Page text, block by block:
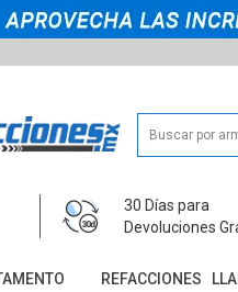
30 Días para
Devoluciones
REFACCIONES